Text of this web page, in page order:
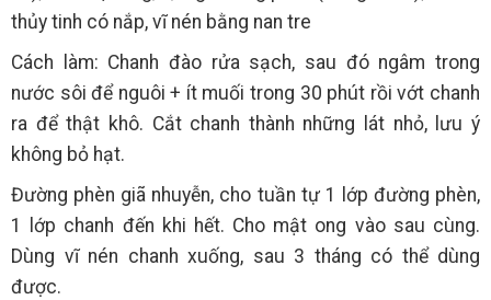
thủy tinh có nắp, vĩ nén bằng nan tre
Cách làm: Chanh đào rửa sạch, sau đó ngâm trong
nước sôi để nguôi + ít muối trong 30 phút rồi vớt chanh
ra để thật khô. Cắt chanh thành những lát nhỏ, lưu ý
không bỏ hạt.
Đường phèn giã nhuyễn, cho tuần tự 1 lớp đường phèn,
1 lớp chanh đến khi hết. Cho mật ong vào sau cùng.
Dùng vĩ nén chanh xuống, sau 3 tháng có thể dùng
được.